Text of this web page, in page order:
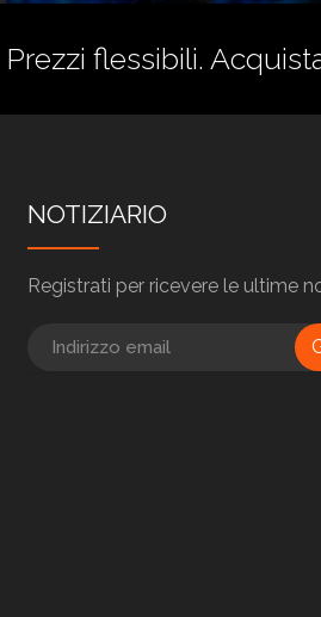
flessibili.
NOTIZIARIO
Registrati per ricevere le ultime